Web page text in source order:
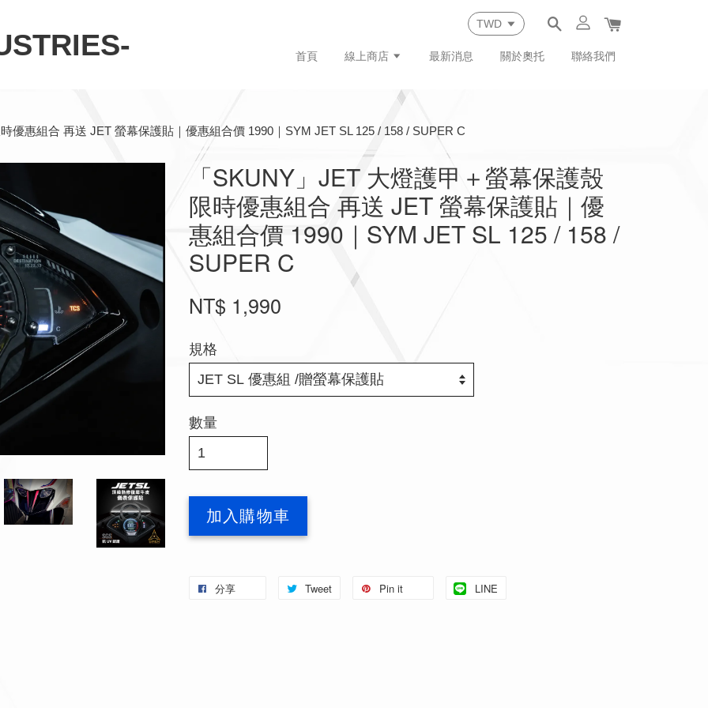
首頁 線上商店 最新消息 關於奧托 聯絡我們
優惠組合 再送 JET 螢幕保護貼｜優惠組合價 1990｜SYM JET SL 125 / 158 / SUPER C
「SKUNY」JET 大燈護甲＋螢幕保護殼
限時優惠組合 再送 JET 螢幕保護貼｜優
惠組合價 1990｜SYM JET SL 125 / 158 /
SUPER C
NT$ 1,990
規格
數量
加入購物車
分享 Tweet Pin it LINE